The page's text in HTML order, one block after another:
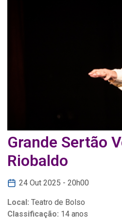
Grande Sertão
Riobaldo
24 Out 2025 - 20h00
Local: Teatro de Bolso
Classificação: 14 anos